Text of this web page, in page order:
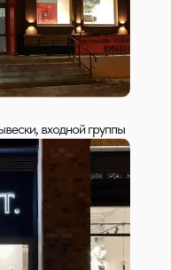
входной группы